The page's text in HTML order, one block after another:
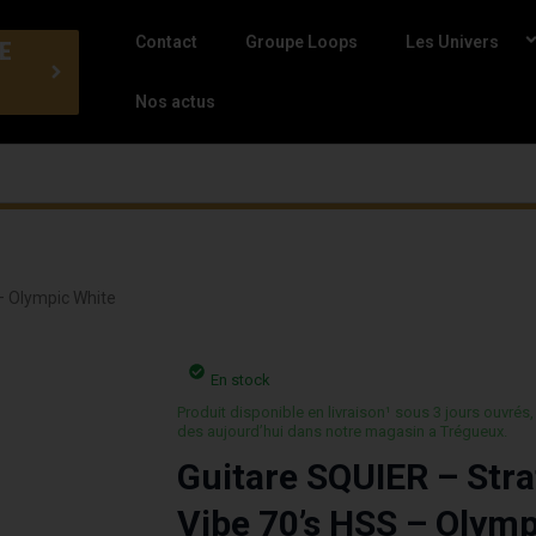
Contact Groupe Loops Les Univers
Nos actus
Olympic White
En stock
Produit disponible en livraison¹ sous 3 jours
des aujourd’hui dans notre magasin a Trégueux.
Guitare SQUIER –
Vibe 70’s HSS –